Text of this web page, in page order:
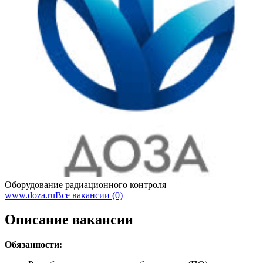
Оборудование радиационного контроля
www.doza.ruВсе вакансии (0)
Описание вакансии
Обязанности: